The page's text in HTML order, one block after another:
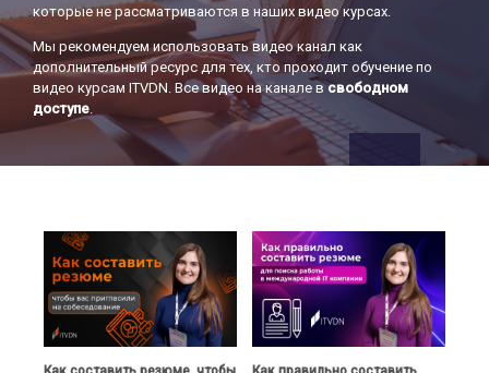
которые не рассматриваются в наших видео курсах.
Мы рекомендуем использовать видео канал как
дополнительный ресурс для тех, кто проходит обучение по
видео курсам ITVDN. Все видео на канале всвободном
доступе.